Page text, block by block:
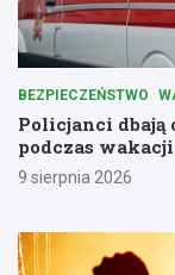
BEZPIECZEŃSTWO
Policjanci dbają
podczas
9 sierpnia 2026